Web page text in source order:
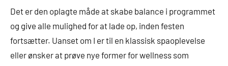
Det er den oplagte måde at skabe balance i programmet
og give alle mulighed for at lade op, inden festen
fortsætter. Uanset om I er til en klassisk spaoplevelse
eller ønsker at prøve nye former for wellness som